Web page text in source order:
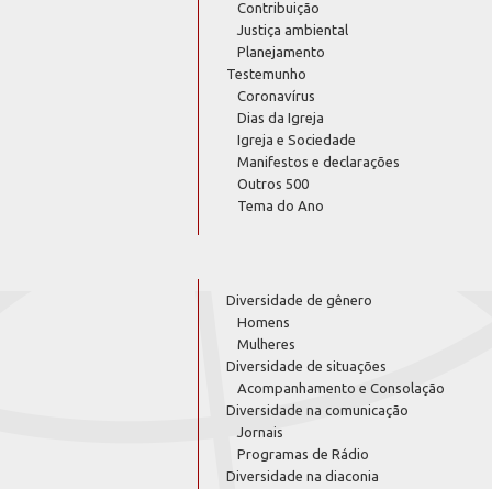
Contribuição
Justiça ambiental
Planejamento
Testemunho
Coronavírus
Dias da Igreja
Igreja e Sociedade
Manifestos e declarações
Outros 500
Tema do Ano
Diversidade de gênero
Homens
Mulheres
Diversidade de situações
Acompanhamento e Consolação
Diversidade na comunicação
Jornais
Programas de Rádio
Diversidade na diaconia